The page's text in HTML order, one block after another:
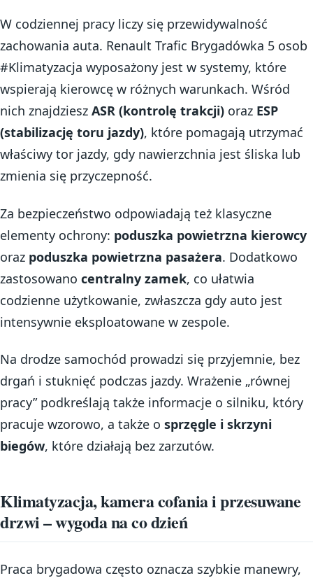
W codziennej pracy liczy się przewidywalność
zachowania auta. Renault Trafic Brygadówka 5 osob
#Klimatyzacja wyposażony jest w systemy, które
wspierają kierowcę w różnych warunkach. Wśród
nich znajdziesz ASR (kontrolę trakcji) oraz ESP
(stabilizację toru jazdy), które pomagają utrzymać
właściwy tor jazdy, gdy nawierzchnia jest śliska lub
zmienia się przyczepność.
Za bezpieczeństwo odpowiadają też klasyczne
elementy ochrony: poduszka powietrzna kierowcy
oraz poduszka powietrzna pasażera. Dodatkowo
zastosowano centralny zamek, co ułatwia
codzienne użytkowanie, zwłaszcza gdy auto jest
intensywnie eksploatowane w zespole.
Na drodze samochód prowadzi się przyjemnie, bez
drgań i stuknięć podczas jazdy. Wrażenie „równej
pracy” podkreślają także informacje o silniku, który
pracuje wzorowo, a także o sprzęgle i skrzyni
biegów, które działają bez zarzutów.
Klimatyzacja, kamera cofania i przesuwane
drzwi – wygoda na co dzień
Praca brygadowa często oznacza szybkie manewry,